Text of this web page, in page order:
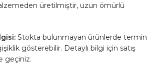
üretilmiştir, uzun ömürlü
Stokta bulunmayan ürünlerde termin
gösterebilir. Detaylı bilgi için satış
geçiniz.